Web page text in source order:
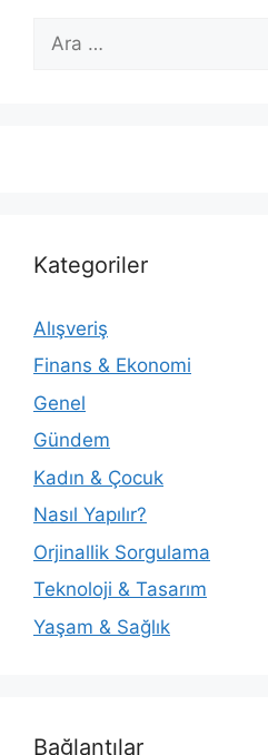
ara
Kategoriler
Alışveriş
Finans & Ekonomi
Genel
Gündem
Kadın & Çocuk
Nasıl Yapılır?
Orjinallik Sorgulama
Teknoloji & Tasarım
Yaşam & Sağlık
Bağlantılar